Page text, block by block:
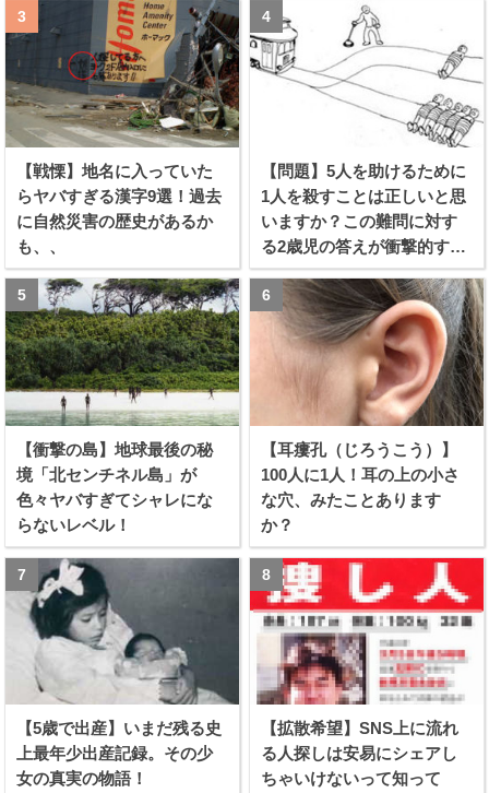
【戦慄】地名に入っていた
らヤバすぎる漢字9選！過去
に自然災害の歴史があるか
も、、
【問題】5人を助けるために
1人を殺すことは正しいと思
いますか？この難問に対す
る2歳児の答えが衝撃的すぎ
る！！
【衝撃の島】地球最後の秘
境「北センチネル島」が
色々ヤバすぎてシャレにな
らないレベル！
【耳瘻孔（じろうこう）】
100人に1人！耳の上の小さ
な穴、みたことあります
か？
【5歳で出産】いまだ残る史
上最年少出産記録。その少
女の真実の物語！
【拡散希望】SNS上に流れ
る人探しは安易にシェアし
ちゃいけないって知って